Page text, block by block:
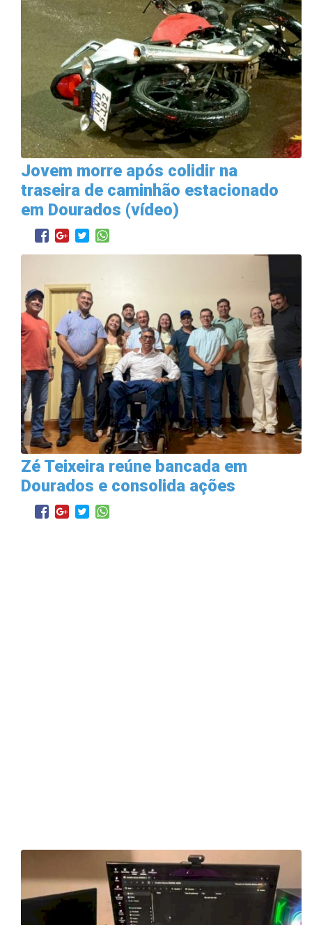
Jovem morre após colidir na
traseira de caminhão estacionado
em Dourados (vídeo)
Zé Teixeira reúne bancada em
Dourados e consolida ações